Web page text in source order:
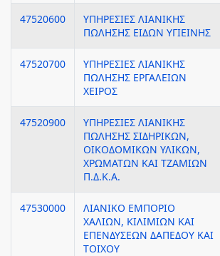
47520600
ΥΠΗΡΕΣΙΕΣ ΛΙΑΝΙΚΗΣ
ΠΩΛΗΣΗΣ ΕΙΔΩΝ ΥΓΙΕΙΝΗΣ
47520700
ΥΠΗΡΕΣΙΕΣ ΛΙΑΝΙΚΗΣ
ΠΩΛΗΣΗΣ ΕΡΓΑΛΕΙΩΝ
ΧΕΙΡΟΣ
47520900
ΥΠΗΡΕΣΙΕΣ ΛΙΑΝΙΚΗΣ
ΠΩΛΗΣΗΣ ΣΙΔΗΡΙΚΩΝ,
ΟΙΚΟΔΟΜΙΚΩΝ ΥΛΙΚΩΝ,
ΧΡΩΜΑΤΩΝ ΚΑΙ ΤΖΑΜΙΩΝ
Π.Δ.Κ.Α.
47530000
ΛΙΑΝΙΚΟ ΕΜΠΟΡΙΟ
ΧΑΛΙΩΝ, ΚΙΛΙΜΙΩΝ ΚΑΙ
ΕΠΕΝΔΥΣΕΩΝ ΔΑΠΕΔΟΥ ΚΑΙ
ΤΟΙΧΟΥ